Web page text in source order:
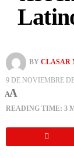
BY CLASAR
9 DE NOVIEMBRE
AA
READING TIME: 3